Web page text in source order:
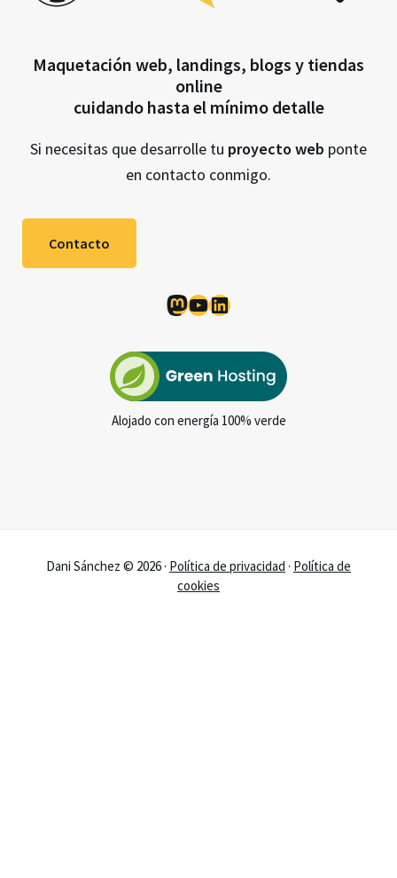
Maquetación web, landings, blogs y tiendas
online
cuidando hasta el mínimo detalle
Si necesitas que desarrolle tu proyecto web ponte
en contacto conmigo.
Contacto
Mastodon
YouTube
LinkedIn
Alojado con energía 100% verde
Dani Sánchez © 2026 · Política de privacidad · Política de
cookies